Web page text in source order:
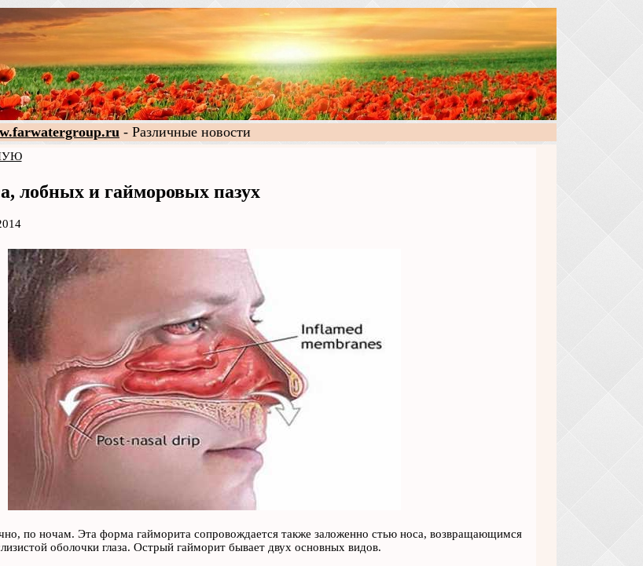
- Различные новости
лобных и гайморовых пазух
по ночам. Эта форма гайморита сопровождается также заложенно стью носа, возвращающимся
оболочки глаза. Острый гайморит бывает двух основных видов.